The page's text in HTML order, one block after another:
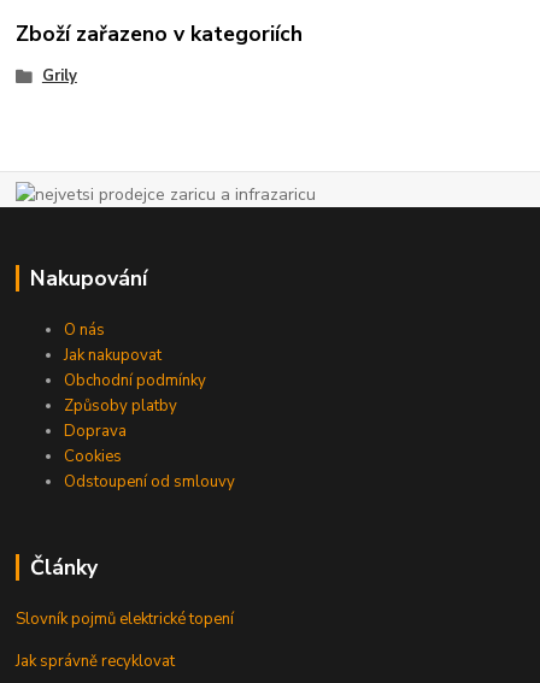
Zboží zařazeno v kategoriích
Grily
Nakupování
O nás
Jak nakupovat
Obchodní podmínky
Způsoby platby
Doprava
Cookies
Odstoupení od smlouvy
Články
Slovník pojmů elektrické topení
Jak správně recyklovat